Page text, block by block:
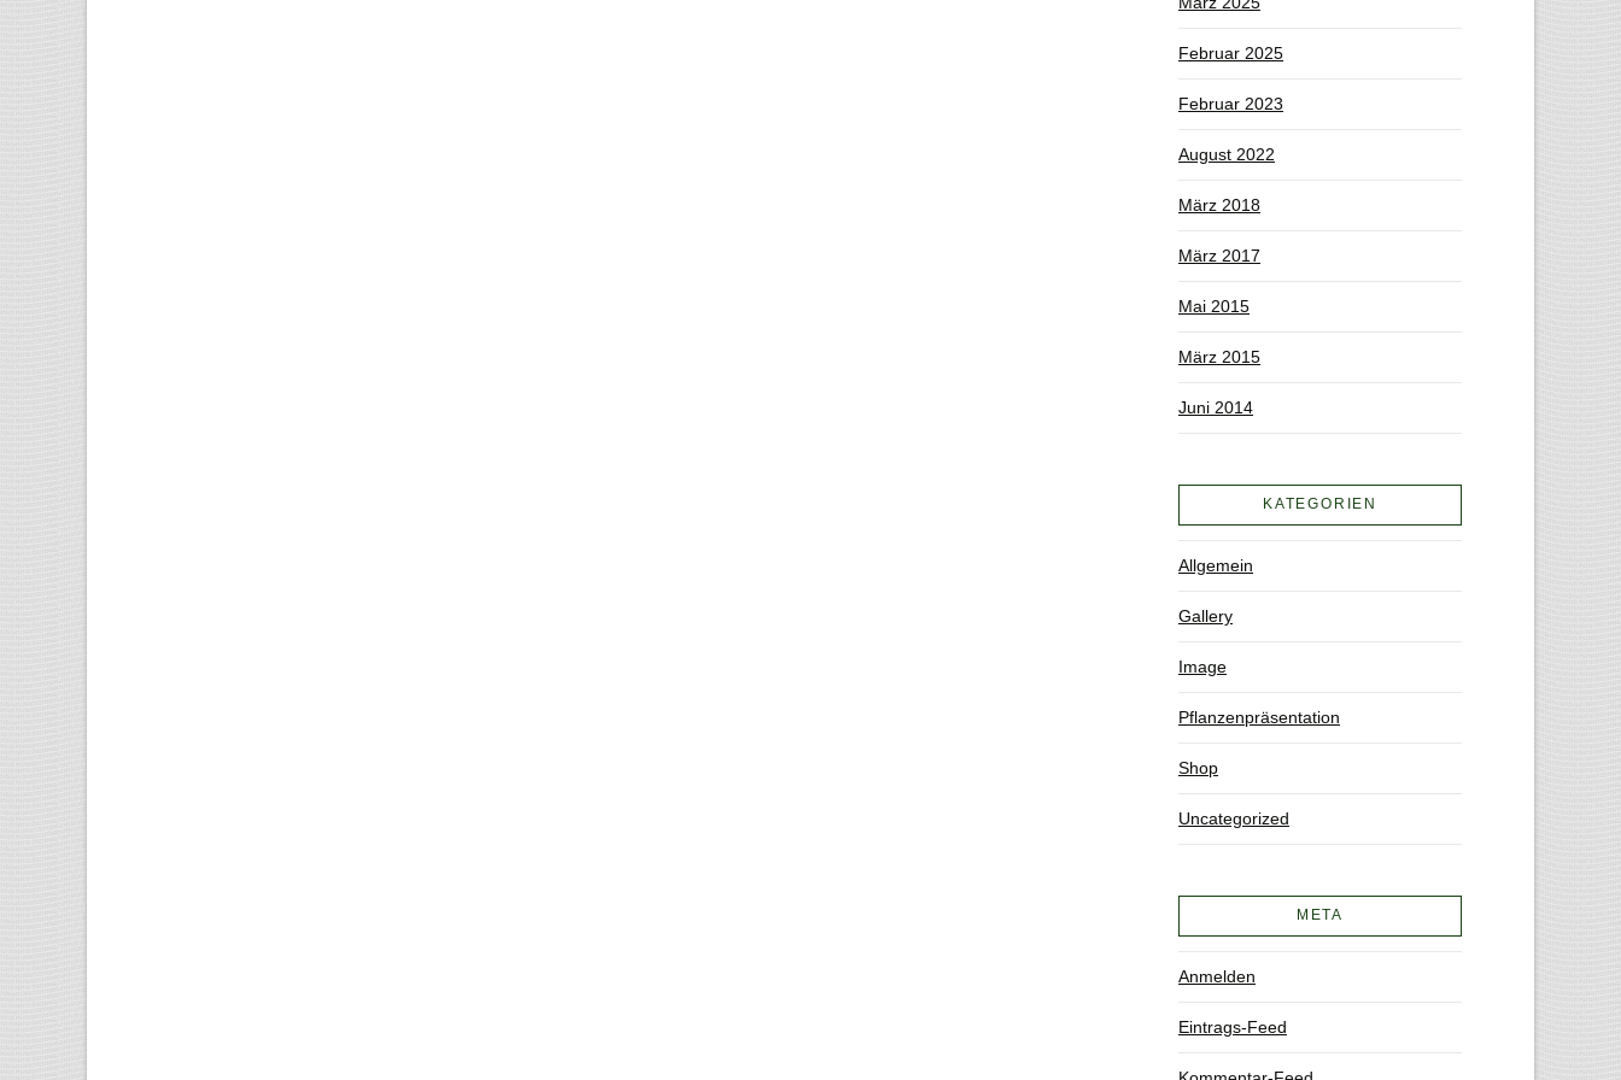
Februar 2025
Februar 2023
August 2022
März 2018
März 2017
Mai 2015
März 2015
Juni 2014
KATEGORIEN
Allgemein
Gallery
Image
Pflanzenpräsentation
Shop
Uncategorized
META
Anmelden
Eintrags-Feed